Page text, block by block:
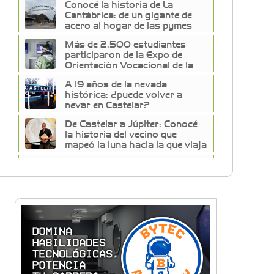
Conocé la historia de La
Cantábrica: de un gigante de
acero al hogar de las pymes
Más de 2.500 estudiantes
participaron de la Expo de
Orientación Vocacional de la
A 19 años de la nevada
histórica: ¿puede volver a
nevar en Castelar?
De Castelar a Júpiter: Conocé
la historia del vecino que
mapeó la luna hacia la que viaja
décadas de odontología en
Emiliano Brancciari inauguró
"El Banquito de Norita", el
nuevo ciclo cultural de la Casa
Museo Nora Cortiñas
No funcionará el Ferrocarril
Sarmiento por cuatro días